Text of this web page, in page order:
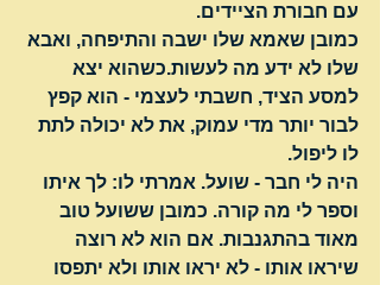
עם חבורת הציידים.
כמובן שאמא שלו ישבה והתיפחה, ואבא
שלו לא ידע מה לעשות.כשהוא יצא
למסע הציד, חשבתי לעצמי - הוא קפץ
לבור יותר מדי עמוק, את לא יכולה לתת
לו ליפול.
היה לי חבר - שועל. אמרתי לו: לך איתו
וספר לי מה קורה. כמובן ששועל טוב
מאוד בהתגנבות. אם הוא לא רוצה
שיראו אותו - לא יראו אותו ולא יתפסו